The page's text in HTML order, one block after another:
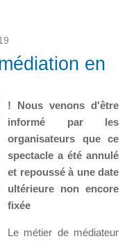
en
! Nous venons d'être
informé par les
organisateurs que ce
spectacle a été annulé
et repoussé à une date
ultérieure non encore
fixée
Le métier de médiateur